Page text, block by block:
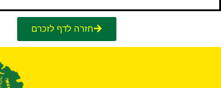
חזרה לדף לזכרם